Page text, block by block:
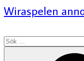
Wiraspelen
Sök
efter: